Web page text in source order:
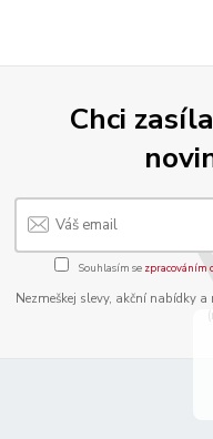
Chci
Souhlasím se zpracováním
Nezmeškej slevy, akční nabídky